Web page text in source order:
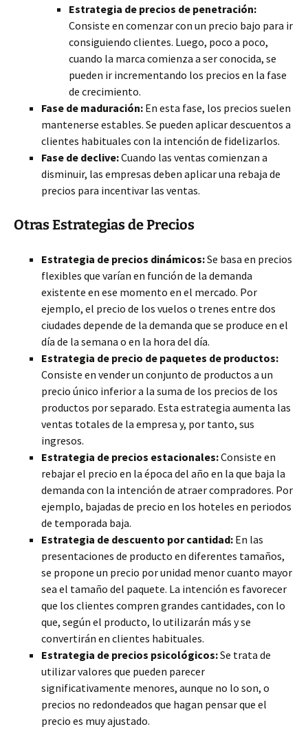
Estrategia de precios de penetración:
Consiste en comenzar con un precio bajo para ir
consiguiendo clientes. Luego, poco a poco,
cuando la marca comienza a ser conocida, se
pueden ir incrementando los precios en la fase
de crecimiento.
Fase de maduración: En esta fase, los precios suelen
mantenerse estables. Se pueden aplicar descuentos a
clientes habituales con la intención de fidelizarlos.
Fase de declive:Cuando las ventas comienzan a
disminuir, las empresas deben aplicar una rebaja de
precios para incentivar las ventas.
Otras Estrategias de Precios
Estrategia de precios dinámicos:Se basa en precios
flexibles que varían en función de la demanda
existente en ese momento en el mercado. Por
ejemplo, el precio de los vuelos o trenes entre dos
ciudades depende de la demanda que se produce en el
día de la semana o en la hora del día.
Estrategia de precio de paquetes de productos:
Consiste en vender un conjunto de productos a un
precio único inferior a la suma de los precios de los
productos por separado. Esta estrategia aumenta las
ventas totales de la empresa y, por tanto, sus
ingresos.
Estrategia de precios estacionales:Consiste en
rebajar el precio en la época del año en la que baja la
demanda con la intención de atraer compradores. Por
ejemplo, bajadas de precio en los hoteles en periodos
de temporada baja.
Estrategia de descuento por cantidad: En las
presentaciones de producto en diferentes tamaños,
se propone un precio por unidad menor cuanto mayor
sea el tamaño del paquete. La intención es favorecer
que los clientes compren grandes cantidades, con lo
que, según el producto, lo utilizarán más y se
convertirán en clientes habituales.
Estrategia de precios psicológicos:Se trata de
utilizar valores que pueden parecer
significativamente menores, aunque no lo son, o
precios no redondeados que hagan pensar que el
precio es muy ajustado.